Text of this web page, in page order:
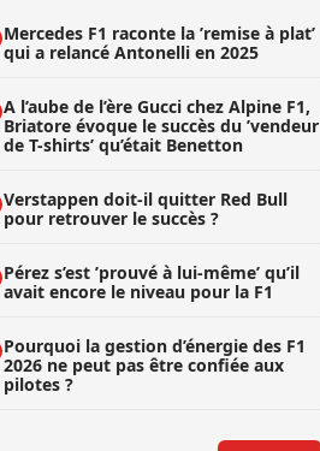
Mercedes F1 raconte la ’remise à plat’
qui a relancé Antonelli en 2025
A l’aube de l’ère Gucci chez Alpine F1,
Briatore évoque le succès du ’vendeur
de T-shirts’ qu’était Benetton
Verstappen doit-il quitter Red Bull
pour retrouver le succès ?
Pérez s’est ’prouvé à lui-même’ qu’il
avait encore le niveau pour la F1
Pourquoi la gestion d’énergie des F1
2026 ne peut pas être confiée aux
pilotes ?